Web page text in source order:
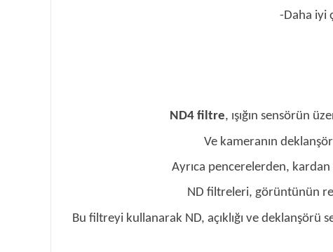
-Daha iyi
ND4 filtre, ışığın sensörün
Ve kameranın
Ayrıca pencerelerden,
ND filtreleri, görüntünün
Bu filtreyi kullanarak ND, açıklığı ve deklanşörü